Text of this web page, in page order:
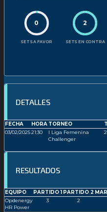
0
SETS A FAVOR
2
SETS EN CONTRA
DETALLES
FECHA HORA TORNEO
03/02/202521:30
I Liga Femenina
Challenger
RESULTADOS
EQUIPO PARTIDO 1 PARTIDO 2
Opdenergy
HR Power
3 2